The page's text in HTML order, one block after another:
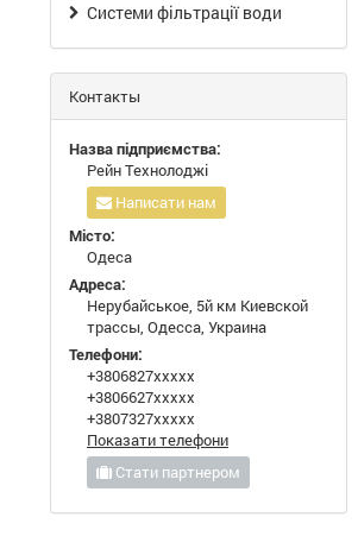
Системи фільтрації води
Контакты
Назва підприємства:
Рейн Технолоджі
Написати нам
Місто:
Одеса
Адреса:
Нерубайськое, 5й км Киевской
трассы, Одесса, Украина
Телефони:
+3806827xxxxx
+3806627xxxxx
+3807327xxxxx
Показати телефони
Стати партнером